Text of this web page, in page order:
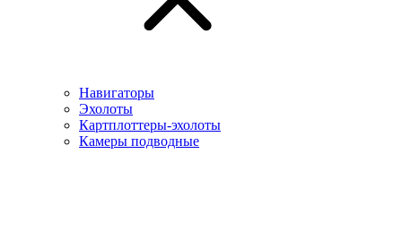
Навигаторы
Эхолоты
Картплоттеры-эхолоты
Камеры подводные